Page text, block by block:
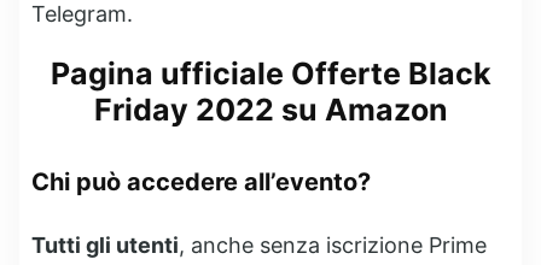
Telegram.
Pagina ufficiale Offerte Black
Friday 2022 su Amazon
Chi può accedere all’evento?
Tutti gli utenti, anche senza iscrizione Prime